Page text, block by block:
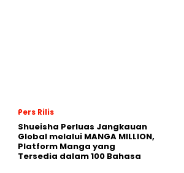
Pers Rilis
Shueisha Perluas Jangkauan
Global melalui MANGA MILLION,
Platform Manga yang
Tersedia dalam 100 Bahasa